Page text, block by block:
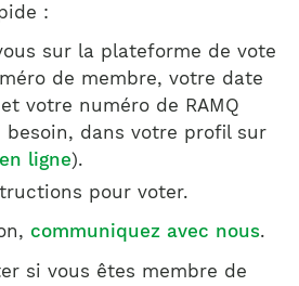
:
sur la plateforme de vote
de membre, votre date
votre numéro de RAMQ
besoin, dans votre profil sur
ligne).
pour voter.
communiquez avec nous.
si vous êtes membre de